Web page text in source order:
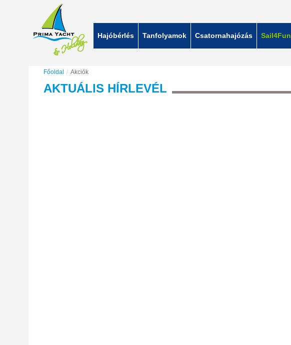
Hajóbérlés Tanfolyamok Csatornahajózás Sail4Fun
Főoldal / Akciók
AKTUÁLIS HÍRLEVÉL